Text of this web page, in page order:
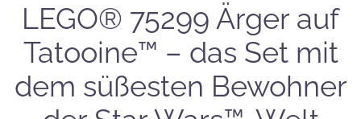
LEGO® 75299 Ärger auf
Tatooine™ – das Set mit
dem süßesten Bewohner